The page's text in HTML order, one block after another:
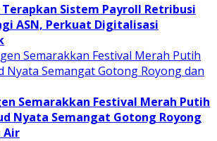
Sistem Payroll Retribusi
ASN, Perkuat Digitalisasi
Semarakkan Festival Merah Putih
Nyata Semangat Gotong Royong
Air